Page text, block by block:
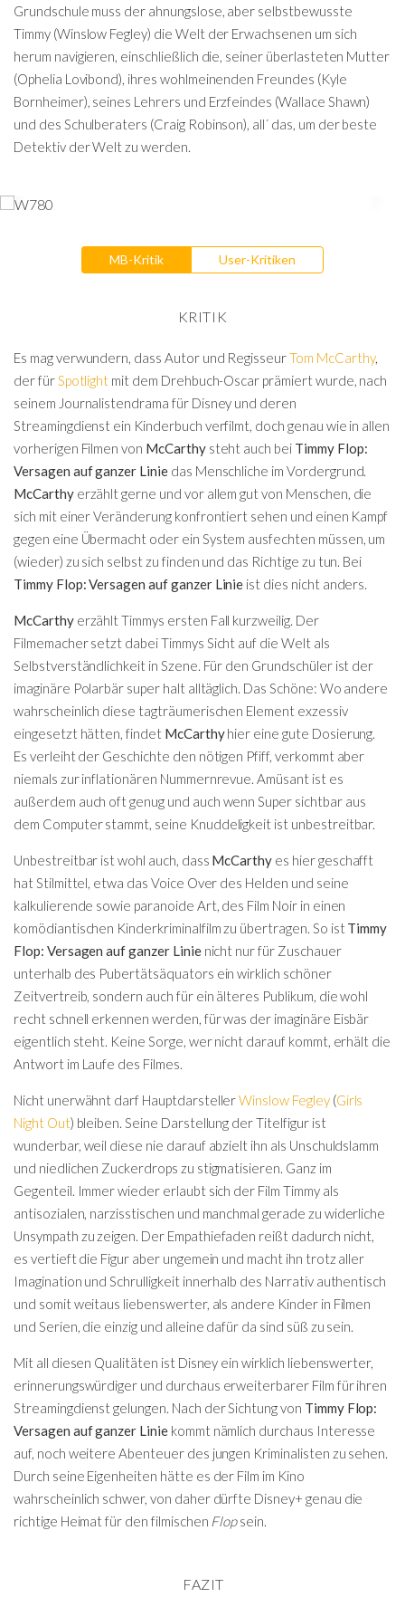
Grundschule muss der ahnungslose, aber selbstbewusste
Timmy (Winslow Fegley) die Welt der Erwachsenen um sich
herum navigieren, einschließlich die, seiner überlasteten Mutter
(Ophelia Lovibond), ihres wohlmeinenden Freundes (Kyle
Bornheimer), seines Lehrers und Erzfeindes (Wallace Shawn)
und des Schulberaters (Craig Robinson), all´ das, um der beste
Detektiv der Welt zu werden.
MB-Kritik User-Kritiken
KRITIK
Es mag verwundern, dass Autor und RegisseurTom McCarthy,
der für Spotlight mit dem Drehbuch-Oscar prämiert wurde, nach
seinem Journalistendrama für Disney und deren
Streamingdienst ein Kinderbuch verfilmt, doch genau wie in allen
vorherigen Filmen von McCarthy steht auch bei Timmy Flop:
Versagen auf ganzer Liniedas Menschliche im Vordergrund.
McCarthy erzählt gerne und vor allem gut von Menschen, die
sich mit einer Veränderung konfrontiert sehen und einen Kampf
gegen eine Übermacht oder ein System ausfechten müssen, um
(wieder) zu sich selbst zu finden und das Richtige zu tun. Bei
Timmy Flop: Versagen auf ganzer Linie ist dies nicht anders.
McCarthy erzählt Timmys ersten Fall kurzweilig. Der
Filmemacher setzt dabei Timmys Sicht auf die Welt als
Selbstverständlichkeit in Szene. Für den Grundschüler ist der
imaginäre Polarbär super halt alltäglich. Das Schöne: Wo andere
wahrscheinlich diese tagträumerischen Element exzessiv
eingesetzt hätten, findet McCarthyhier eine gute Dosierung.
Es verleiht der Geschichte den nötigen Pfiff, verkommt aber
niemals zur inflationären Nummernrevue. Amüsant ist es
außerdem auch oft genug und auch wenn Super sichtbar aus
dem Computer stammt, seine Knuddeligkeit ist unbestreitbar.
Unbestreitbar ist wohl auch, dass McCarthy es hier geschafft
hat Stilmittel, etwa das Voice Over des Helden und seine
kalkulierende sowie paranoide Art, des Film Noir in einen
komödiantischen Kinderkriminalfilm zu übertragen. So ist Timmy
Flop: Versagen auf ganzer Linienicht nur für Zuschauer
unterhalb des Pubertätsäquators ein wirklich schöner
Zeitvertreib, sondern auch für ein älteres Publikum, die wohl
recht schnell erkennen werden, für was der imaginäre Eisbär
eigentlich steht. Keine Sorge, wer nicht darauf kommt, erhält die
Antwort im Laufe des Filmes.
Nicht unerwähnt darf HauptdarstellerWinslow Fegley(Girls
Night Out) bleiben. Seine Darstellung der Titelfigur ist
wunderbar, weil diese nie darauf abzielt ihn als Unschuldslamm
und niedlichen Zuckerdrops zu stigmatisieren. Ganz im
Gegenteil. Immer wieder erlaubt sich der Film Timmy als
antisozialen, narzisstischen und manchmal gerade zu widerliche
Unsympath zu zeigen. Der Empathiefaden reißt dadurch nicht,
es vertieft die Figur aber ungemein und macht ihn trotz aller
Imagination und Schrulligkeit innerhalb des Narrativ authentisch
und somit weitaus liebenswerter, als andere Kinder in Filmen
und Serien, die einzig und alleine dafür da sind süß zu sein.
Mit all diesen Qualitäten ist Disney ein wirklich liebenswerter,
erinnerungswürdiger und durchaus erweiterbarer Film für ihren
Streamingdienst gelungen. Nach der Sichtung von Timmy Flop:
Versagen auf ganzer Liniekommt nämlich durchaus Interesse
auf, noch weitere Abenteuer des jungen Kriminalisten zu sehen.
Durch seine Eigenheiten hätte es der Film im Kino
wahrscheinlich schwer, von daher dürfte Disney+ genau die
richtige Heimat für den filmischen Flopsein.
FAZIT